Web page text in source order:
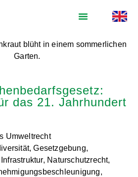
das 21. Jahrhundert
Umweltrecht
,Gesetzgebung,
, Naturschutzrecht,
,